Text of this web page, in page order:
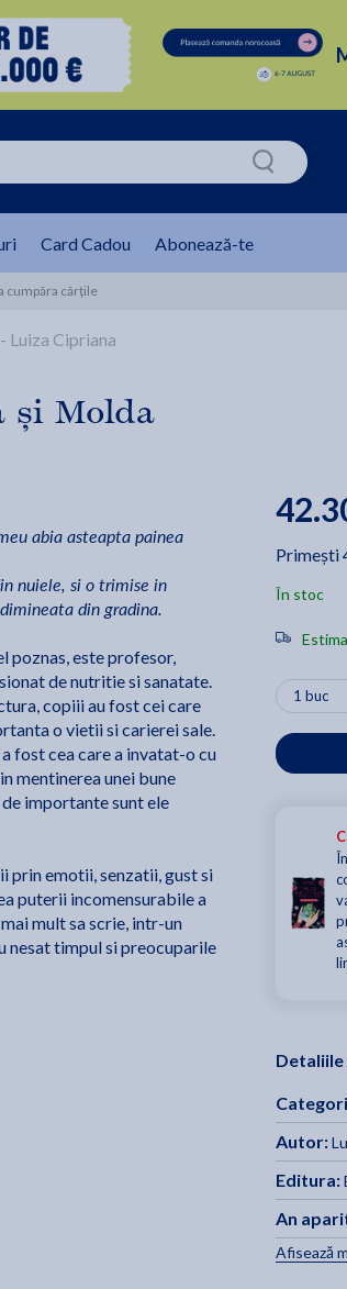
Card Cadou Abonează-te
cumpăra cărțile
Luiza Cipriana
și Molda
abia asteapta painea
nuiele, si o trimise in
din gradina.
poznas, este profesor,
de nutritie si sanatate.
copiii au fost cei care
o vietii si carierei sale.
fost cea care a invatat-o cu
mentinerea unei bune
importante sunt ele
prin emotii, senzatii, gust si
puterii incomensurabile a
mult sa scrie, intr-un
nesat timpul si preocuparile
si ale parintilor lor, ce
si puterea unei
Primești
În stoc
Autor:
Editura:
An
Afisează